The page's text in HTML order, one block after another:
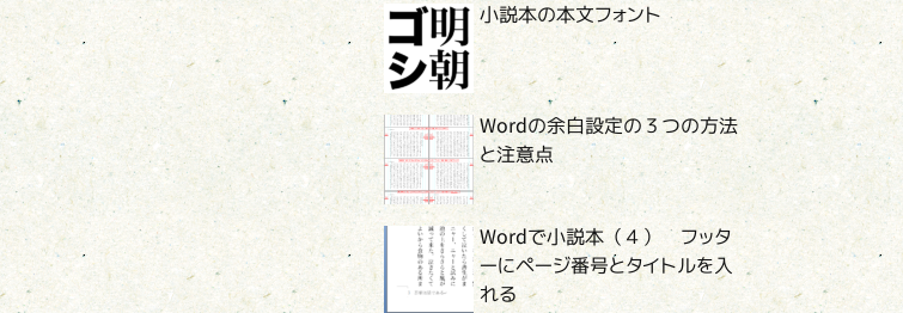
小説本の本文フォント
Wordの余白設定の３つの方法
と注意点
Wordで小説本（４） フッタ
ーにページ番号とタイトルを入
れる